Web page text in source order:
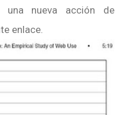
una nueva acción de
enlace.